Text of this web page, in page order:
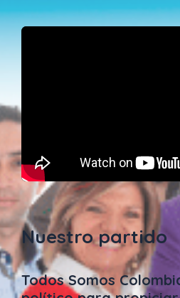
Nuestro partido
Todos Somos